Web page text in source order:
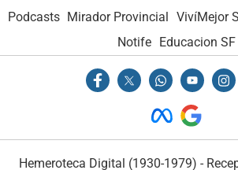
Podcasts Mirador Provincial VivíMejor
Notife Educacion SF
Hemeroteca Digital (1930-1979) -